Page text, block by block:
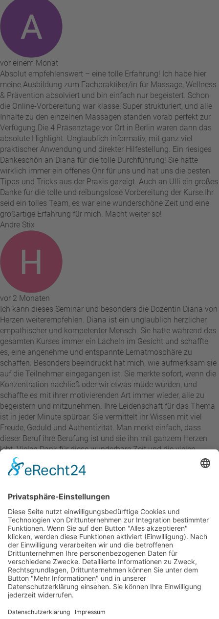
vor einem Monat
Absolut empfehlenswert – eine tolle Erfahrung! Ich habe hier
meine Ausbildung zum Fachpraktiker/in für Massage, Wellness
& Prävention absolviert und bin einfach nur begeistert. Schon
die Online-Vorbereitung war klasse: Super strukturiert, und alle
Inhalte zu den einzelnen Massagen standen vorab perfekt zur
Verfügung. ​Die 4 Präsenztage vor Ort in Berlin waren dann das
absolute Highlight. Unglaublich informativ, mit ganz viel
praktischer Anwendung und direkter Hilfestellung. Ein riesiges
Dankeschön an Diana für die tolle Durchführung! Sie hatte
wirklich immer ein offenes Ohr für uns und hat uns die besten
Tipps und Tricks aus der Praxis gezeigt. Auch an Ulli ein großes
Danke für die tolle und reibungslose Vorbereitung der Kurse. ​Ihr
seid ein tolles Team, es war eine wunderschöne Zeit und eine
großartige Erfahrung für mich. Macht weiter so!
Andre Stix
vor 2 Monaten
Ich kann dieses Seminar und besonders die Dozentin Diana von
Herzen weiterempfehlen. Diana ist ein unglaublich herzlicher,
empathischer und kompetenter Mensch. Sie hatte während des
gesamten Kurses immer ein Lächeln im Gesicht und schaffte
es, eine angenehme und entspannte Lernatmosphäre zu
schaffen. Besonders beeindruckt hat mich, wie aufmerksam sie
auf die Teilnehmer eingegangen ist. Sie merkte sofort, wenn die
Konzentration nachließ oder wir etwas müde wurden, und
schaffte es mit ihrer motivierenden Art immer wieder, alle zu
begeistern und mitzunehmen. Ihre Leidenschaft für das Thema
ist in jeder Minute spürbar. Sie vermittelt ihr Wissen mit viel
Freude, Geduld und Authentizität. Man merkt einfach, dass
dieser Beruf ihre Berufung ist und sie ihn mit ganzem Herzen
lebt. Vielen Dank für diese wunderbare Zeit und die vielen
wertvollen Erfahrungen. Diana ist eine Dozentin, die man so
schnell nicht vergisst!
vor 2 Monaten
Der Ablauf verlief ohne jegliche Komplikationen. Die Lehrkräfte
und Dozenten waren äußerst freundlich. Die Korrekturen
erfolgten stets in kürzester Zeit. Auf Anfragen erhielt ich prompt
und kompetent Rückmeldungen. Ich beabsichtige, mich auch
zukünftig für Studiengänge an dieser Institution anzumelden